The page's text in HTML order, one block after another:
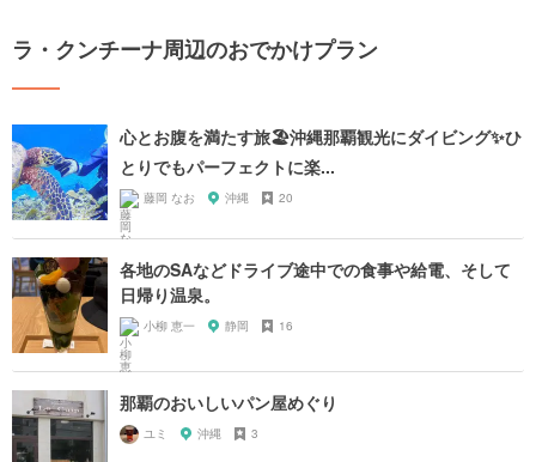
ラ・クンチーナ周辺のおでかけプラン
心とお腹を満たす旅🏖沖縄那覇観光にダイビング✨ひ
とりでもパーフェクトに楽...
藤岡 なお 沖縄 20
各地のSAなどドライブ途中での食事や給電、そして
日帰り温泉。
小柳 恵一 静岡 16
那覇のおいしいパン屋めぐり
ユミ 沖縄 3